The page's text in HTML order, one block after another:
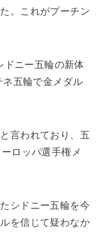
。これがプーチン
ドニー五輪の新体
五輪で金メダル
言われており、五
ロッパ選手権メ
シドニー五輪を今
を信じて疑わなか